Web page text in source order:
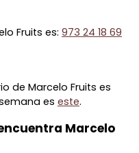
Fruits es: 973 24 18 69
de Marcelo Fruits es
es este.
Marcelo